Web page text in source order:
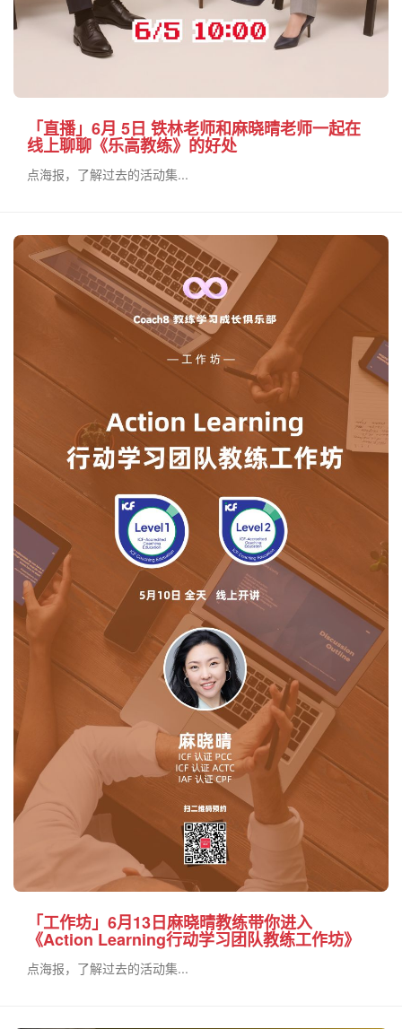
「直播」6月 5日 铁林老师和麻晓晴老师一起在
线上聊聊《乐高教练》的好处
点海报，了解过去的活动集...
「工作坊」6月13日麻晓晴教练带你进入
《Action Learning行动学习团队教练工作坊》
点海报，了解过去的活动集...